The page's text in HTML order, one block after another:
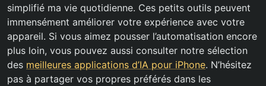
simplifié ma vie quotidienne. Ces petits outils peuvent
immensément améliorer votre expérience avec votre
appareil. Si vous aimez pousser l’automatisation encore
plus loin, vous pouvez aussi consulter notre sélection
des meilleures applications d’IA pour iPhone. N’hésitez
pas à partager vos propres préférés dans les